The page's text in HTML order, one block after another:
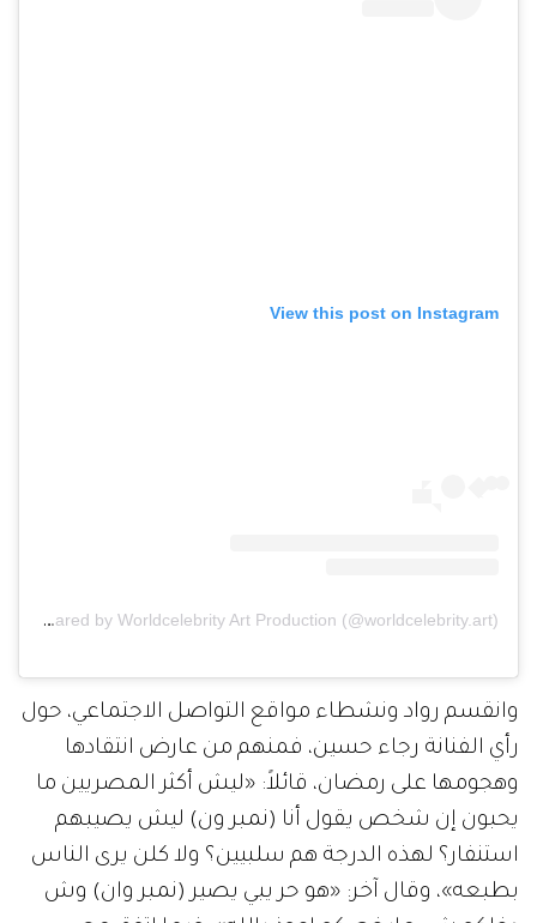
View this post on Instagram
A post shared by Worldcelebrity Art Production (@worldcelebrity.art)
وانقسم رواد ونشطاء مواقع التواصل الاجتماعي، حول
رأي الفنانة رجاء حسين، فمنهم من عارض انتقادها
وهجومها على رمضان، قائلاً: «ليش أكثر المصريين ما
يحبون إن شخص يقول أنا (نمبر ون) ليش يصيبهم
استنفار؟ لهذه الدرجة هم سلبيين؟ ولا كلن يرى الناس
بطبعه»، وقال آخر: «هو حر يبي يصير (نمبر وان) وش